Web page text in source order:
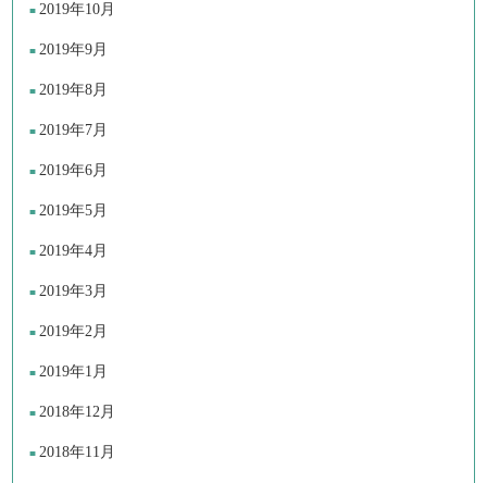
2019年10月
2019年9月
2019年8月
2019年7月
2019年6月
2019年5月
2019年4月
2019年3月
2019年2月
2019年1月
2018年12月
2018年11月